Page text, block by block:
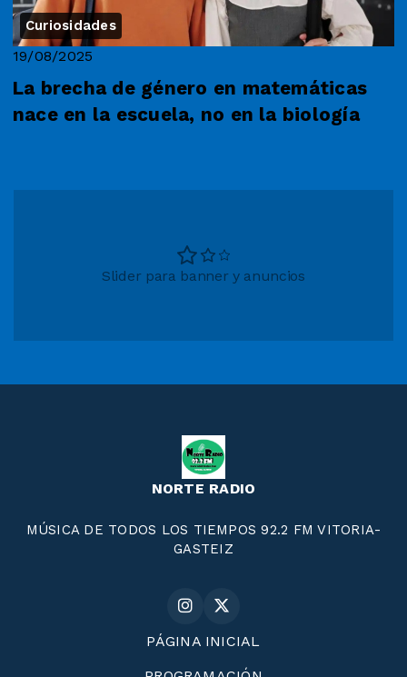
Curiosidades
19/08/2025
La brecha de género en matemáticas
nace en la escuela, no en la biología
Slider para banner y anuncios
NORTE RADIO
MÚSICA DE TODOS LOS TIEMPOS 92.2 FM VITORIA-
GASTEIZ
PÁGINA INICIAL